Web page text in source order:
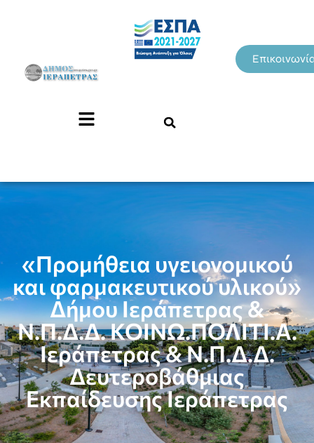
«Προμήθεια υγειονομικού
και φαρμακευτικού υλικού»
Δήμου Ιεράπετρας &
Ν.Π.Δ.Δ. ΚΟΙΝΩ.ΠΟΛΙΤΙ.Α.
Ιεράπετρας & Ν.Π.Δ.Δ.
Δευτεροβάθμιας
Εκπαίδευσης Ιεράπετρας